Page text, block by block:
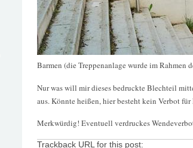
Barmen (die Treppenanlage wurde im
Nur was will mir dieses bedruckte Blechteil
aus. Könnte heißen, hier besteht kein Verbot für
Merkwürdig! Eventuell verdruckes
Trackback URL for this post: